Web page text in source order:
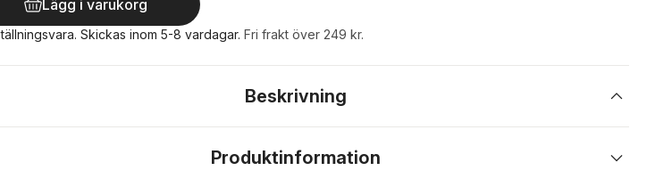
Lägg i varukorg
Skickas inom 5-8 vardagar. Fri frakt över 249 kr.
Beskrivning
Produktinformation